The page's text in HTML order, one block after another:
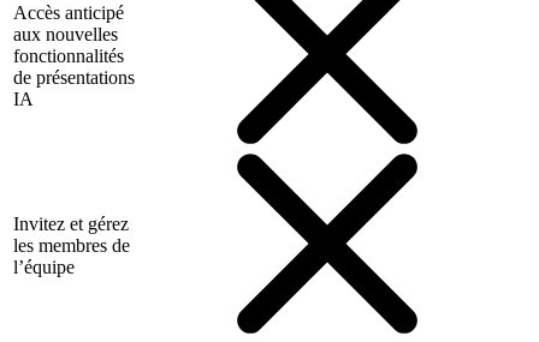
Accès anticipé
aux nouvelles
fonctionnalités
de présentations
IA
Invitez et gérez
les membres de
l’équipe